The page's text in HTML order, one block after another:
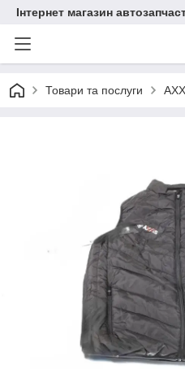
Інтернет магазин
Товари та послуги